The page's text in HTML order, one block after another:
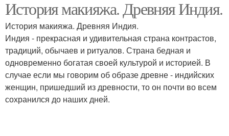
Женская мода
Мужчины на женскую
моду
Женские тренды
Одежда в рабочей
среде
История макияжа. Древняя Индия.
История макияжа. Древняя Индия.
Индия - прекрасная и удивительная страна контрастов,
традиций, обычаев и ритуалов. Страна бедная и
одновременно богатая своей культурой и историей. В
случае если мы говорим об образе древне - индийских
женщин, пришедший из древности, то он почти во всем
сохранился до наших дней.